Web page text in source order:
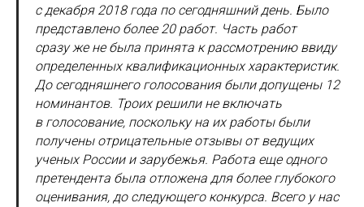
с декабря 2018 года по сегодняшний день. Было
представлено более 20 работ. Часть работ
сразу же не была принята к рассмотрению ввиду
определенных квалификационных характеристик.
До сегодняшнего голосования были допущены 12
номинантов. Троих решили не включать
в голосование, поскольку на их работы были
получены отрицательные отзывы от ведущих
ученых России и зарубежья. Работа еще одного
претендента была отложена для более глубокого
оценивания, до следующего конкурса. Всего у нас